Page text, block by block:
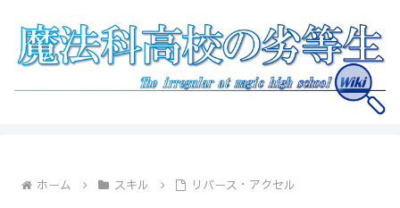
ホーム スキル リバース・アクセル